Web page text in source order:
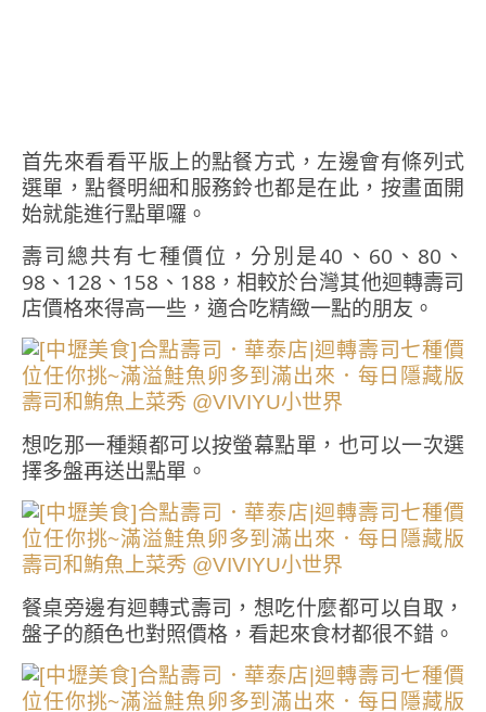
首先來看看平版上的點餐方式，左邊會有條列式
選單，點餐明細和服務鈴也都是在此，按畫面開
始就能進行點單囉。
壽司總共有七種價位，分別是40、60、80、
98、128、158、188，相較於台灣其他迴轉壽司
店價格來得高一些，適合吃精緻一點的朋友。
想吃那一種類都可以按螢幕點單，也可以一次選
擇多盤再送出點單。
餐桌旁邊有迴轉式壽司，想吃什麼都可以自取，
盤子的顏色也對照價格，看起來食材都很不錯。